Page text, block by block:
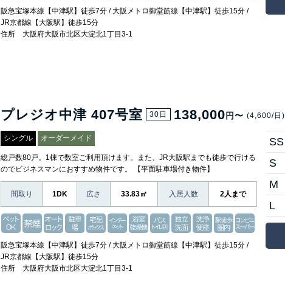
阪急宝塚本線【中津駅】徒歩7分 / 大阪メトロ御堂筋線【中津駅】徒歩15分 /
JR京都線【大阪駅】徒歩15分
住所 大阪府大阪市北区大淀北1丁目3-1
プレジオ中津 407号室 30日 138,000 円〜 (4,600/日)
シングル オーダーメイド
総戸数80戸。1棟で数室ご利用頂けます。また、JR大阪駅までも徒歩で行ける
のでビジネスマンにおすすめ物件です。 【平面駐車場付き物件】
間取り 1DK 広さ 33.83㎡ 入居人数 2人まで
阪急宝塚本線【中津駅】徒歩7分 / 大阪メトロ御堂筋線【中津駅】徒歩15分 /
JR京都線【大阪駅】徒歩15分
住所 大阪府大阪市北区大淀北1丁目3-1
SS
S
M
L